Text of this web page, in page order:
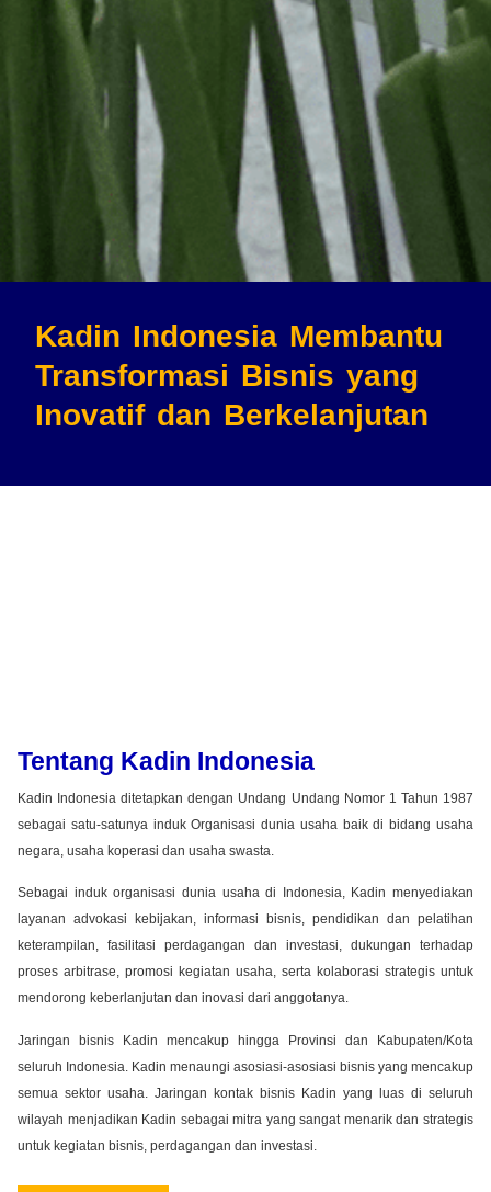
Kadin Indonesia Membantu
Transformasi Bisnis yang
Inovatif dan Berkelanjutan
Tentang Kadin Indonesia
Kadin Indonesia ditetapkan dengan Undang Undang Nomor 1 Tahun 1987
sebagai satu-satunya induk Organisasi dunia usaha baik di bidang usaha
negara, usaha koperasi dan usaha swasta.
Sebagai induk organisasi dunia usaha di Indonesia, Kadin menyediakan
layanan advokasi kebijakan, informasi bisnis, pendidikan dan pelatihan
keterampilan, fasilitasi perdagangan dan investasi, dukungan terhadap
proses arbitrase, promosi kegiatan usaha, serta kolaborasi strategis untuk
mendorong keberlanjutan dan inovasi dari anggotanya.
Jaringan bisnis Kadin mencakup hingga Provinsi dan Kabupaten/Kota
seluruh Indonesia. Kadin menaungi asosiasi-asosiasi bisnis yang mencakup
semua sektor usaha. Jaringan kontak bisnis Kadin yang luas di seluruh
wilayah menjadikan Kadin sebagai mitra yang sangat menarik dan strategis
untuk kegiatan bisnis, perdagangan dan investasi.